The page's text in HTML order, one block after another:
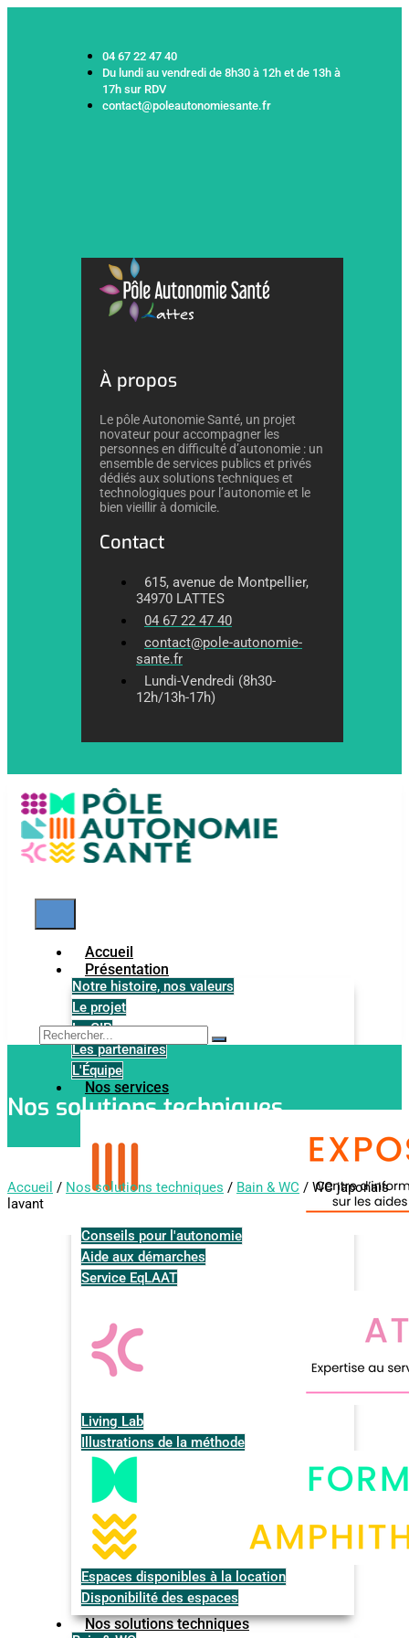
04 67 22 47 40
Du lundi au vendredi de 8h30 à 12h et de 13h à
17h sur RDV
contact@poleautonomiesante.fr
À propos
Le pôle Autonomie Santé, un projet
novateur pour accompagner les
personnes en difficulté d’autonomie : un
ensemble de services publics et privés
dédiés aux solutions techniques et
technologiques pour l’autonomie et le
bien vieillir à domicile.
Contact
615, avenue de Montpellier,
34970 LATTES
04 67 22 47 40
contact@pole-autonomie-
sante.fr
Lundi-Vendredi (8h30-
12h/13h-17h)
Accueil
Présentation
Notre histoire, nos valeurs
Le projet
Le GIP
Les partenaires
L'Équipe
Nos services
Conseils pour l'autonomie
Aide aux démarches
Service EqLAAT
Living Lab
Illustrations de la méthode
Espaces disponibles à la location
Disponibilité des espaces
Nos solutions techniques
Nos solutions techniques
Accueil / Nos solutions techniques / Bain & WC / WC japonais
lavant